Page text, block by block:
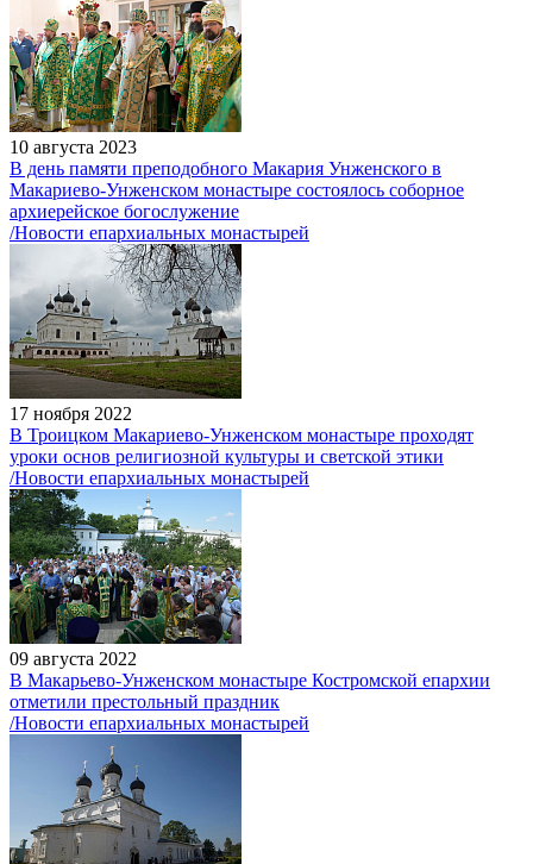
10 августа 2023
В день памяти преподобного Макария Унженского в
Макариево-Унженском монастыре состоялось соборное
архиерейское богослужение
/Новости епархиальных монастырей
17 ноября 2022
В Троицком Макариево-Унженском монастыре проходят
уроки основ религиозной культуры и светской этики
/Новости епархиальных монастырей
09 августа 2022
В Макарьево-Унженском монастыре Костромской епархии
отметили престольный праздник
/Новости епархиальных монастырей